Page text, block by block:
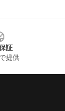
証
提供